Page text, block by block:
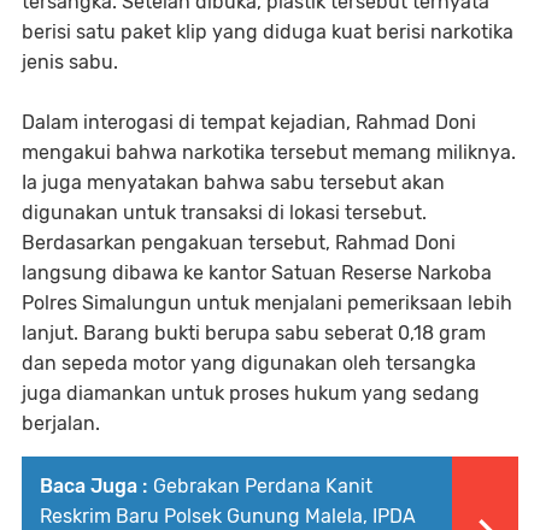
berisi satu paket klip yang diduga kuat berisi narkotika
jenis sabu.
Dalam interogasi di tempat kejadian, Rahmad Doni
mengakui bahwa narkotika tersebut memang miliknya.
Ia juga menyatakan bahwa sabu tersebut akan
digunakan untuk transaksi di lokasi tersebut.
Berdasarkan pengakuan tersebut, Rahmad Doni
langsung dibawa ke kantor Satuan Reserse Narkoba
Polres Simalungun untuk menjalani pemeriksaan lebih
lanjut. Barang bukti berupa sabu seberat 0,18 gram
dan sepeda motor yang digunakan oleh tersangka
juga diamankan untuk proses hukum yang sedang
berjalan.
Baca Juga : Gebrakan Perdana Kanit
Reskrim Baru Polsek Gunung Malela, IPDA